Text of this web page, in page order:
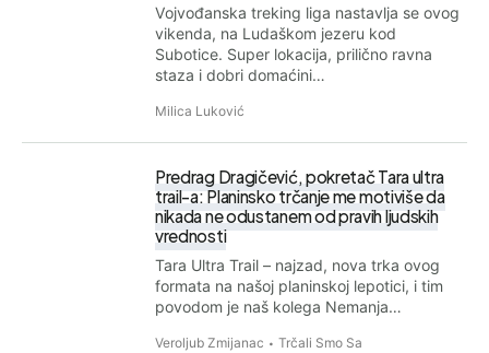
Vojvođanska treking liga nastavlja se ovog
vikenda, na Ludaškom jezeru kod
Subotice. Super lokacija, prilično ravna
staza i dobri domaćini…
Milica Luković
Predrag Dragičević, pokretač Tara ultra
trail-a: Planinsko trčanje me motiviše da
nikada ne odustanem od pravih ljudskih
vrednosti
Tara Ultra Trail – najzad, nova trka ovog
formata na našoj planinskoj lepotici, i tim
povodom je naš kolega Nemanja…
Veroljub Zmijanac Trčali Smo Sa